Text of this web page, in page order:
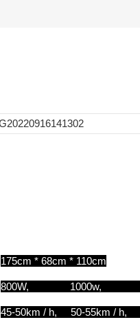
175cm * 68cm * 110cm
800W, 1000w,
45-50km / h, 50-55km /